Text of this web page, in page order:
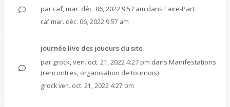
par caf, mar. déc. 06, 2022 9:57 am dans Faire-Part
caf mar. déc. 06, 2022 9:57 am
journée live des joueurs du site
par grock,ven. oct. 21, 2022 4:27 pm dans Manifestations
(rencontres, organisation de tournois)
grockven. oct. 21, 2022 4:27 pm